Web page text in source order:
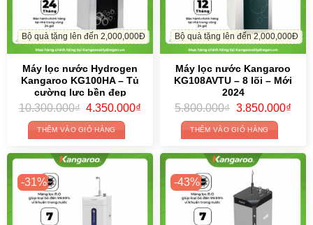
Bộ quà tặng lên đến 2,000,000Đ
Máy lọc nước Hydrogen
Kangaroo KG100HA – Tủ
cường lực bền đẹp
10.300.000₫ Original
was:
10.300.000₫.
4.350.000₫ Current
4.350.000₫.
THÊM VÀO GIỎ HÀNG
Bộ quà tặng lên đến 2,000,000Đ
Máy lọc nước Kangaroo
KG108AVTU – 8 lõi – Mới
2024
5.800.000₫ Original
was:
5.800.000₫.
3.850.000₫
THÊM VÀO GIỎ HÀNG
-31% -43%